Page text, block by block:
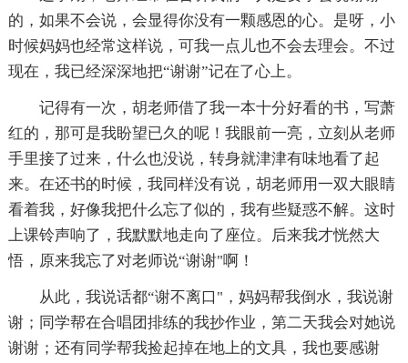
的，如果不会说，会显得你没有一颗感恩的心。是呀，小
时候妈妈也经常这样说，可我一点儿也不会去理会。不过
现在，我已经深深地把“谢谢”记在了心上。
记得有一次，胡老师借了我一本十分好看的书，写萧
红的，那可是我盼望已久的呢！我眼前一亮，立刻从老师
手里接了过来，什么也没说，转身就津津有味地看了起
来。在还书的时候，我同样没有说，胡老师用一双大眼睛
看着我，好像我把什么忘了似的，我有些疑惑不解。这时
上课铃声响了，我默默地走向了座位。后来我才恍然大
悟，原来我忘了对老师说“谢谢"啊！
从此，我说话都“谢不离口"，妈妈帮我倒水，我说谢
谢；同学帮在合唱团排练的我抄作业，第二天我会对她说
谢谢；还有同学帮我捡起掉在地上的文具，我也要感谢